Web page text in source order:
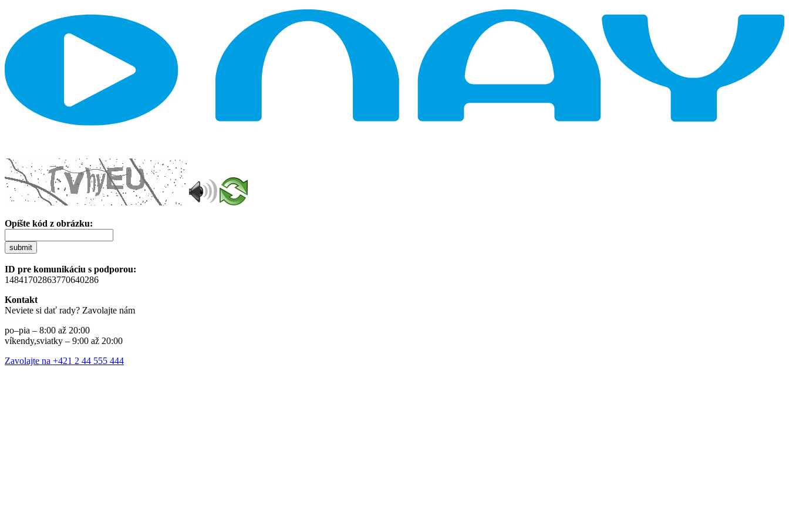
Opíšte kód z obrázku:
submit
ID pre komunikáciu s podporou:
14841702863770640286
Kontakt
Neviete si dať rady? Zavolajte nám
po–pia – 8:00 až 20:00
víkendy,sviatky – 9:00 až 20:00
Zavolajte na +421 2 44 555 444